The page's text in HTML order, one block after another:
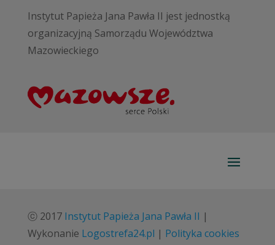
Instytut Papieża Jana Pawła II jest jednostką
organizacyjną Samorządu Województwa
Mazowieckiego
ⓒ 2017 Instytut Papieża Jana Pawła II |
Wykonanie Logostrefa24.pl | Polityka cookies